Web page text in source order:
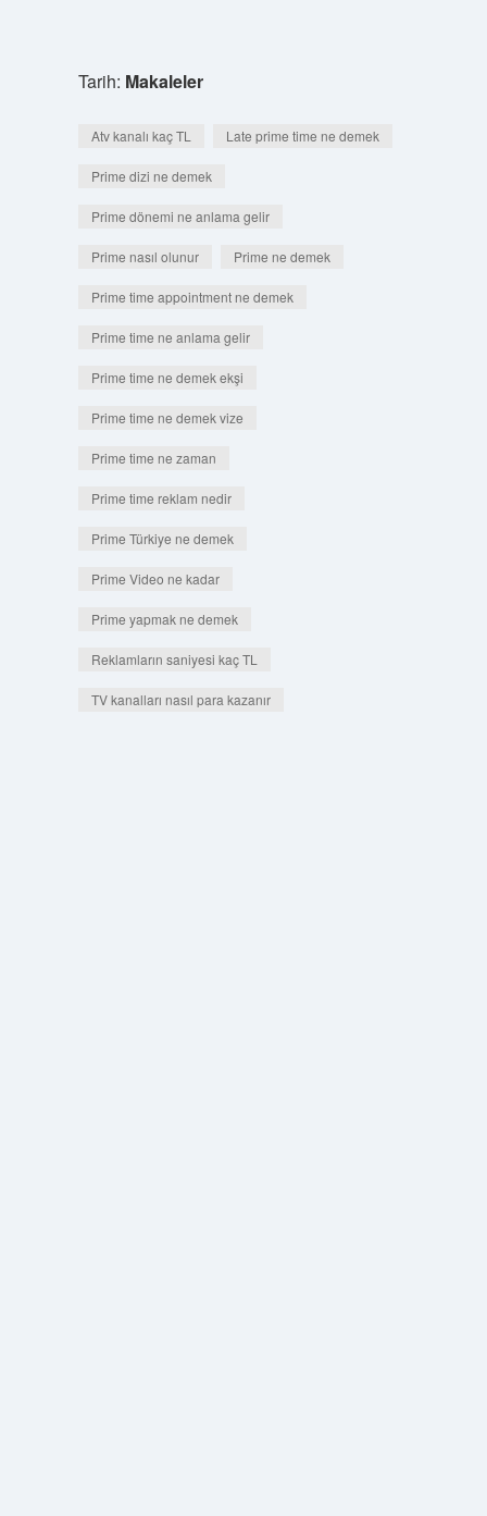
Tarih: Makaleler
Atv kanalı kaç TL Late prime time ne demek
Prime dizi ne demek
Prime dönemi ne anlama gelir
Prime nasıl olunur Prime ne demek
Prime time appointment ne demek
Prime time ne anlama gelir
Prime time ne demek ekşi
Prime time ne demek vize
Prime time ne zaman
Prime time reklam nedir
Prime Türkiye ne demek
Prime Video ne kadar
Prime yapmak ne demek
Reklamların saniyesi kaç TL
TV kanalları nasıl para kazanır